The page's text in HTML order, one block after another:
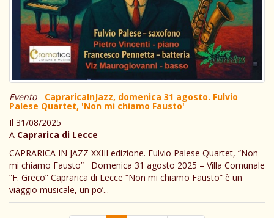
Evento- CapraricaInJazz, domenica 31 agosto. Fulvio
Palese Quartet, 'Non mi chiamo Fausto'
Il 31/08/2025
A Caprarica di Lecce
CAPRARICA IN JAZZ XXIII edizione. Fulvio Palese Quartet, “Non
mi chiamo Fausto” Domenica 31 agosto 2025 – Villa Comunale
“F. Greco” Caprarica di Lecce “Non mi chiamo Fausto” è un
viaggio musicale, un po’...